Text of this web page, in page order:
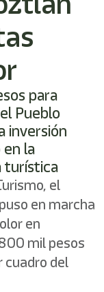
para
Pueblo
inversión
la
turística
el
en marcha
en
mil pesos
cuadro del